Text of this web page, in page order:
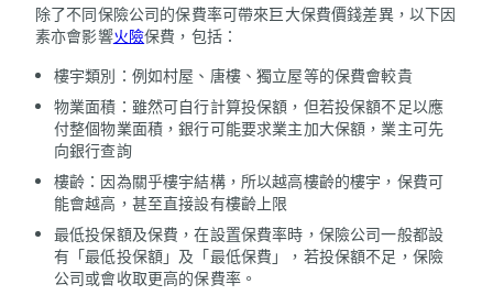
除了不同保險公司的保費率可帶來巨大保費價錢差異，以下因
素亦會影響火險保費，包括：
樓宇類別：例如村屋、唐樓、獨立屋等的保費會較貴
物業面積：雖然可自行計算投保額，但若投保額不足以應
付整個物業面積，銀行可能要求業主加大保額，業主可先
向銀行查詢
樓齡：因為關乎樓宇結構，所以越高樓齡的樓宇，保費可
能會越高，甚至直接設有樓齡上限
最低投保額及保費，在設置保費率時，保險公司一般都設
有「最低投保額」及「最低保費」，若投保額不足，保險
公司或會收取更高的保費率。